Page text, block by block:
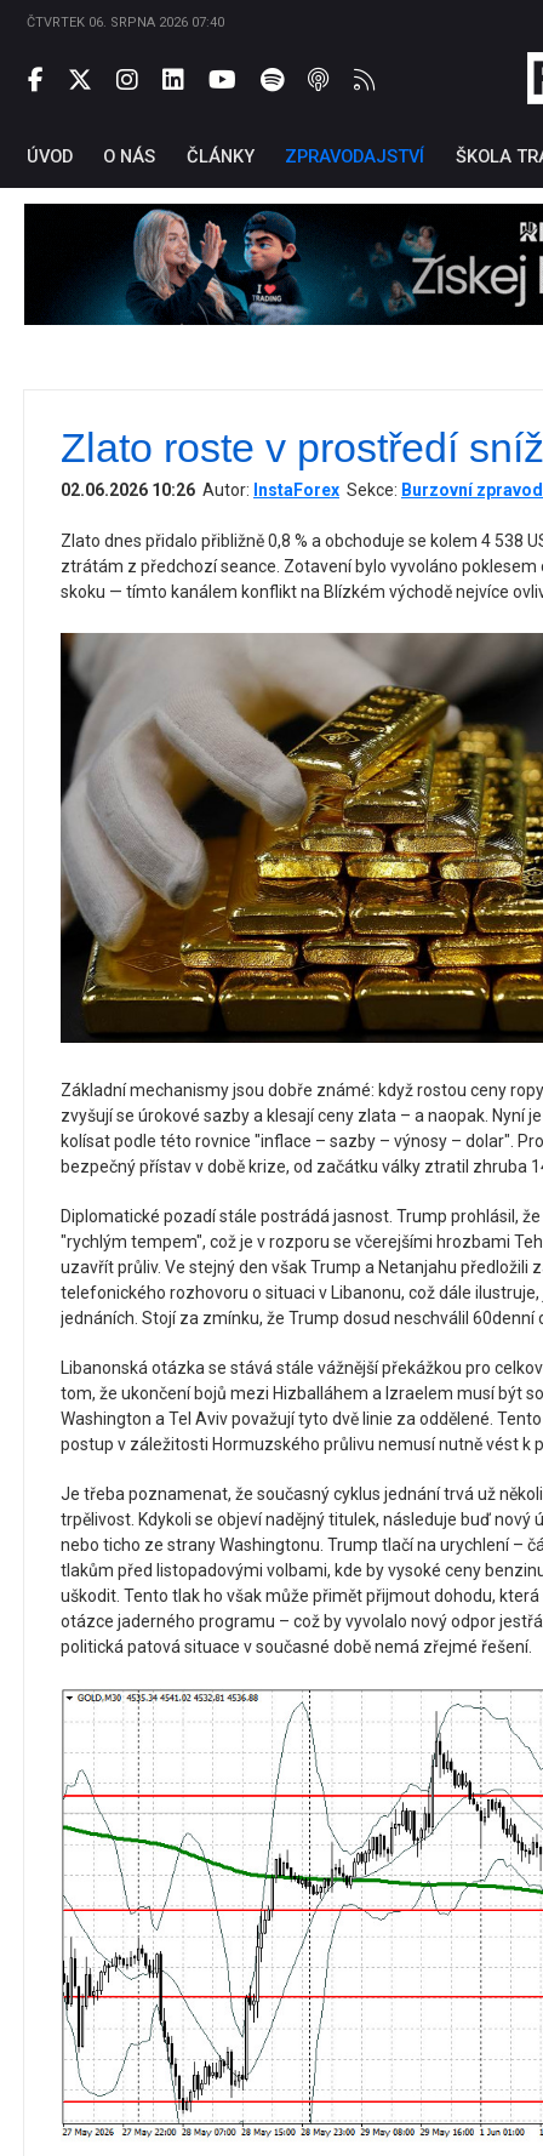
ČTVRTEK 06. SRPNA 2026 07:40
ÚVOD O NÁS ČLÁNKY ZPRAVODAJSTVÍ ŠKOLA
Zlato roste v prostředí
02.06.2026 10:26 Autor: InstaForex Sekce: Burzovní
Zlato dnes přidalo přibližně 0,8 % a obchoduje se kolem 4 538
ztrátám z předchozí seance. Zotavení bylo vyvoláno
skoku — tímto kanálem konflikt na Blízkém východě nejvíce
Základní mechanismy jsou dobře známé: když rostou ceny
zvyšují se úrokové sazby a klesají ceny zlata – a naopak. Nyní
kolísat podle této rovnice "inflace – sazby – výnosy – dolar".
bezpečný přístav v době krize, od začátku války ztratil zhruba
Diplomatické pozadí stále postrádá jasnost. Trump prohlásil,
"rychlým tempem", což je v rozporu se včerejšími hrozbami
uzavřít průliv. Ve stejný den však Trump a Netanjahu předložili
telefonického rozhovoru o situaci v Libanonu, což dále
jednáních. Stojí za zmínku, že Trump dosud neschválil 60denní
Libanonská otázka se stává stále vážnější překážkou pro
tom, že ukončení bojů mezi Hizballáhem a Izraelem musí být
Washington a Tel Aviv považují tyto dvě linie za oddělené.
postup v záležitosti Hormuzského průlivu nemusí nutně vést k
Je třeba poznamenat, že současný cyklus jednání trvá už
trpělivost. Kdykoli se objeví nadějný titulek, následuje buď nový
nebo ticho ze strany Washingtonu. Trump tlačí na urychlení –
tlakům před listopadovými volbami, kde by vysoké ceny
uškodit. Tento tlak ho však může přimět přijmout dohodu,
otázce jaderného programu – což by vyvolalo nový odpor
politická patová situace v současné době nemá zřejmé řešení.